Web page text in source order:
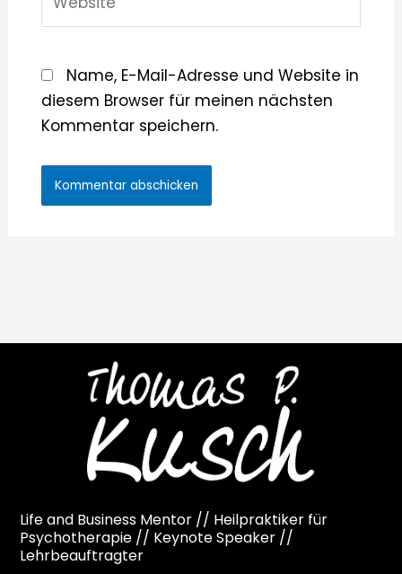
Name, E-Mail-Adresse und Website in
diesem Browser für meinen nächsten
Kommentar speichern.
Life and Business Mentor // Heilpraktiker für
Psychotherapie // Keynote Speaker //
Lehrbeauftragter